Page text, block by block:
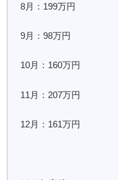
8月：199万円
9月：98万円
10月：160万円
11月：207万円
12月：161万円